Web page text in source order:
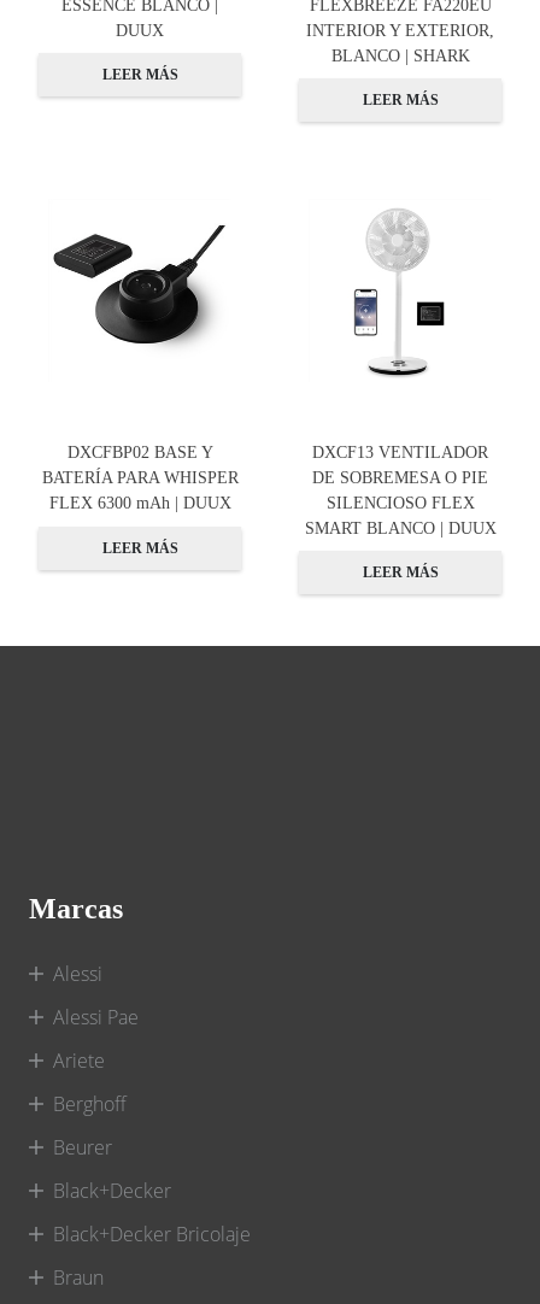
ESSENCE BLANCO |
DUUX
LEER MÁS
FLEXBREEZE FA220EU
INTERIOR Y EXTERIOR,
BLANCO | SHARK
LEER MÁS
DXCFBP02 BASE Y
BATERÍA PARA WHISPER
FLEX 6300 mAh | DUUX
LEER MÁS
DXCF13 VENTILADOR
DE SOBREMESA O PIE
SILENCIOSO FLEX
SMART BLANCO | DUUX
LEER MÁS
Marcas
Alessi
Alessi Pae
Ariete
Berghoff
Beurer
Black+Decker
Black+Decker Bricolaje
Braun